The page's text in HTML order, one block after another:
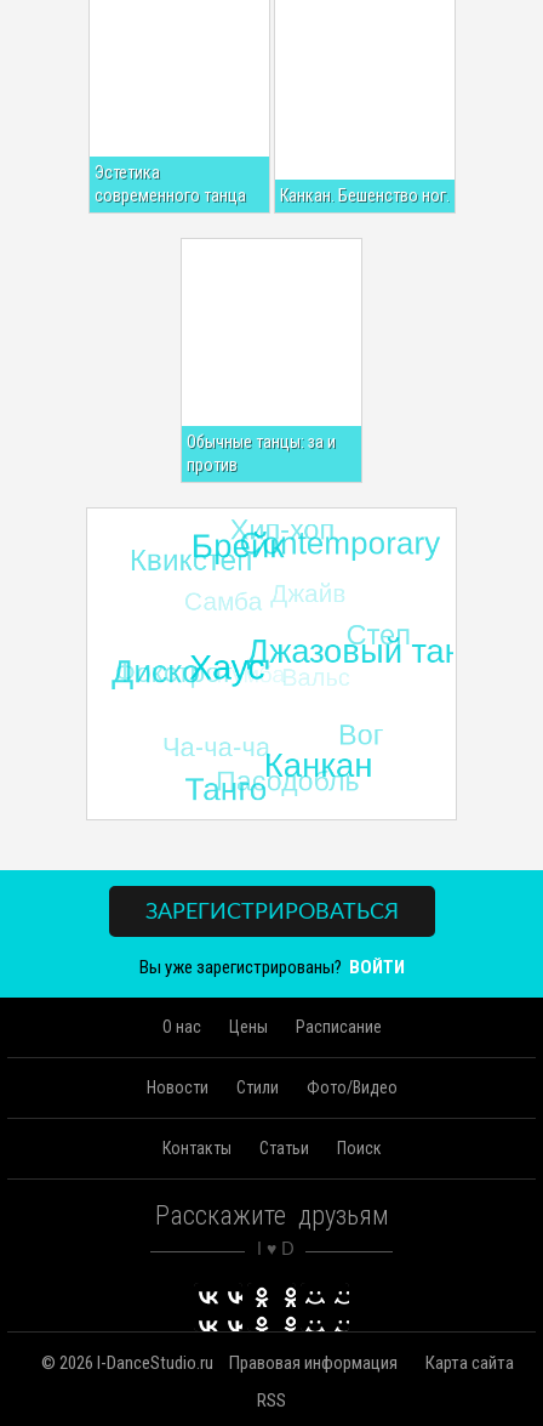
Эстетика
современного танца
Канкан. Бешенство ног.
Обычные танцы: за и
против
ЗАРЕГИСТРИРОВАТЬСЯ
Вы уже зарегистрированы? ВОЙТИ
О нас Цены Расписание
Новости Стили Фото/Видео
Контакты Статьи Поиск
Расскажите друзьям
© 2026 I-DanceStudio.ru Правовая информация
Карта сайта
RSS